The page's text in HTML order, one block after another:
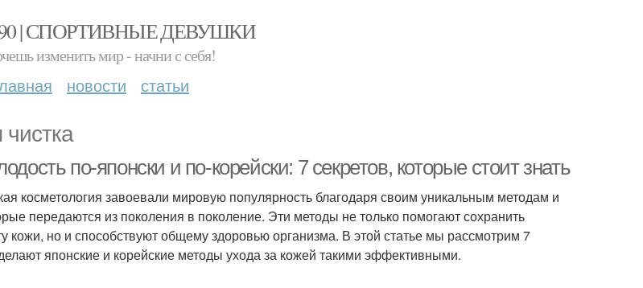
90 | СПОРТИВНЫЕ ДЕВУШКИ
изменить мир - начни с себя!
новости статьи
по-японски и по-корейски: 7 секретов, которые стоит знать
косметология завоевали мировую популярность благодаря своим уникальным методам и
передаются из поколения в поколение. Эти методы не только помогают сохранить
кожи, но и способствуют общему здоровью организма. В этой статье мы рассмотрим 7
японские и корейские методы ухода за кожей такими эффективными.